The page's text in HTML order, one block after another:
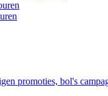
promoties, bol's